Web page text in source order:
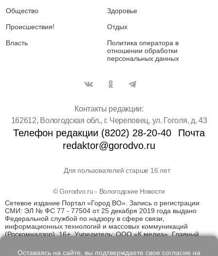
Общество
Происшествия!
Власть
Здоровье
Отдых
Политика оператора в
отношении обработки
персональных данных
Контакты редакции:
162612, Вологодская обл., г. Череповец, ул. Гоголя, д. 43
Телефон редакции (8202) 28-20-40
Почта
redaktor@gorodvo.ru
Для пользователей старше 16 лет
© Gorodvo.ru - Вологодские Новости
Сетевое издание Портал «Город ВО». Запись о регистрации
СМИ: ЭЛ № ФС 77 - 77504 от 25 декабря 2019 года выдано
Федеральной службой по надзору в сфере связи,
информационных технологий и массовых коммуникаций
(Роскомнадзор). 16+. Учредитель: ООО «К медиа». Главный
применяются рекомендательные технологии (информационные
Оставаясь на сайте, вы подтверждаете свое согласие на